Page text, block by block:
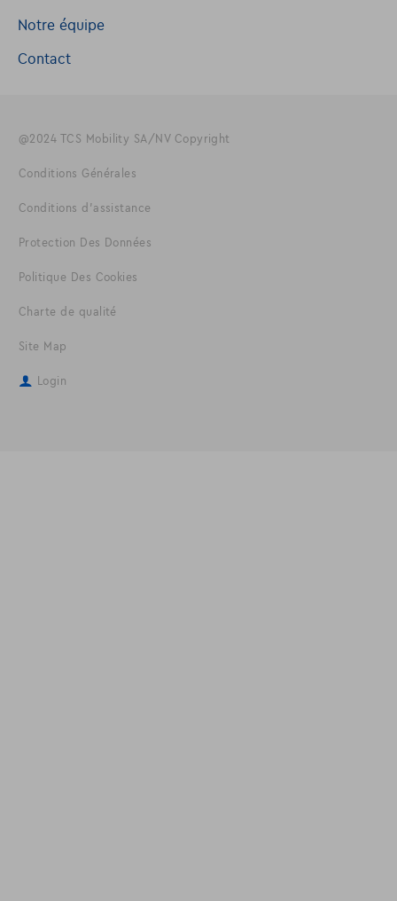
Notre équipe
Contact
@2024 TCS Mobility SA/NV Copyright
Conditions Générales
Conditions d'assistance
Protection Des Données
Politique Des Cookies
Charte de qualité
Site Map
Login